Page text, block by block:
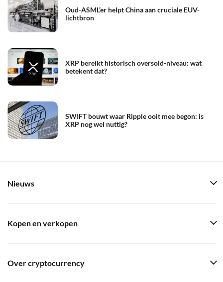
Oud-ASML’er helpt China aan cruciale EUV-
lichtbron
XRP bereikt historisch oversold-niveau: wat
betekent dat?
SWIFT bouwt waar Ripple ooit mee begon: is
XRP nog wel nuttig?
Nieuws
Kopen en verkopen
Over cryptocurrency